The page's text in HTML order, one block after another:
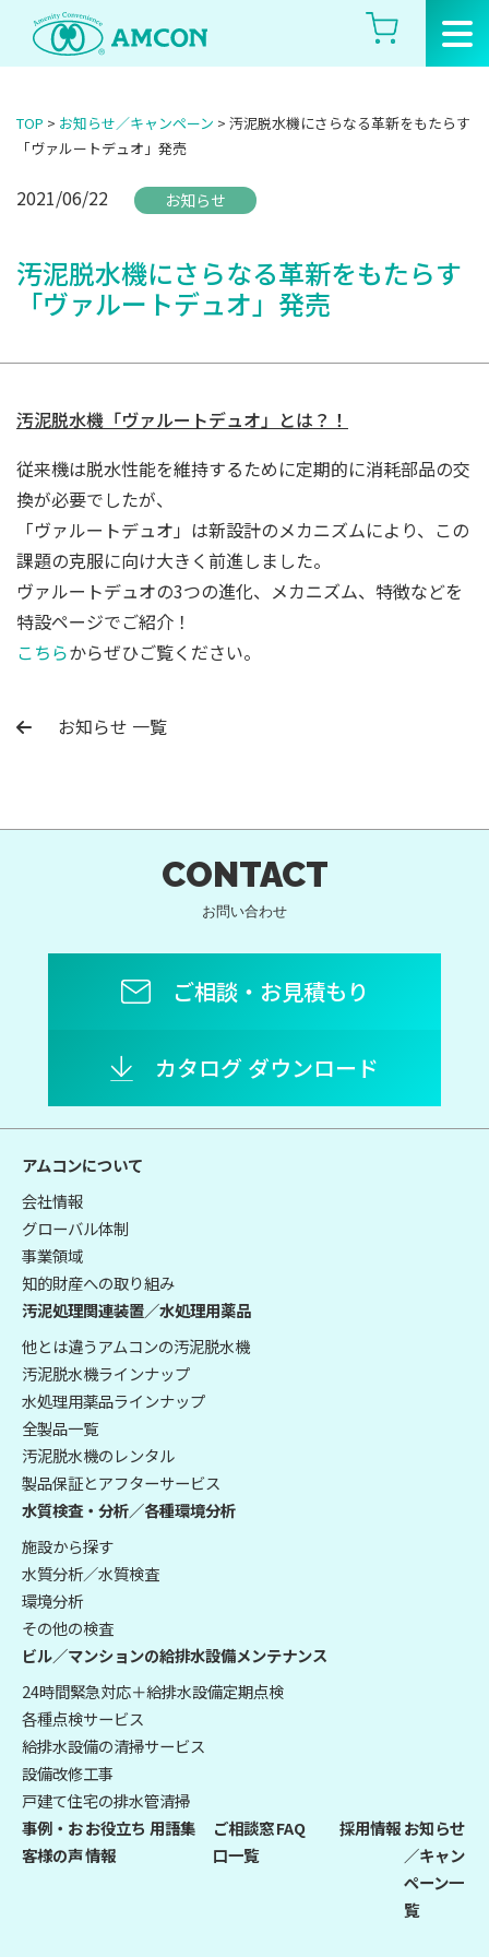
Skip
the
TOP > お知らせ／キャンペーン > 汚泥脱水機にさらなる革新をもたらす
「ヴァルートデュオ」発売
2021/06/22 お知らせ
汚泥脱水機にさらなる革新をもたらす
「ヴァルートデュオ」発売
汚泥脱水機「ヴァルートデュオ」とは？！
従来機は脱水性能を維持するために定期的に消耗部品の交
換が必要でしたが、
「ヴァルートデュオ」は新設計のメカニズムにより、この
課題の克服に向け大きく前進しました。
ヴァルートデュオの3つの進化、メカニズム、特徴などを
特設ページでご紹介！
こちらからぜひご覧ください。
お知らせ 一覧
CONTACT
お問い合わせ
ご相談・お見積もり
カタログ ダウンロード
アムコンについて
会社情報
グローバル体制
事業領域
知的財産への取り組み
汚泥処理関連装置／水処理用薬品
他とは違うアムコンの汚泥脱水機
汚泥脱水機ラインナップ
水処理用薬品ラインナップ
全製品一覧
汚泥脱水機のレンタル
製品保証とアフターサービス
水質検査・分析／各種環境分析
施設から探す
水質分析／水質検査
環境分析
その他の検査
ビル／マンションの給排水設備メンテナンス
24時間緊急対応＋給排水設備定期点検
各種点検サービス
給排水設備の清掃サービス
設備改修工事
戸建て住宅の排水管清掃
事例・お
客様の声
お役立ち
情報
用語集
ご相談窓
口一覧
FAQ 採用情報お知らせ
／キャン
ペーン一
覧